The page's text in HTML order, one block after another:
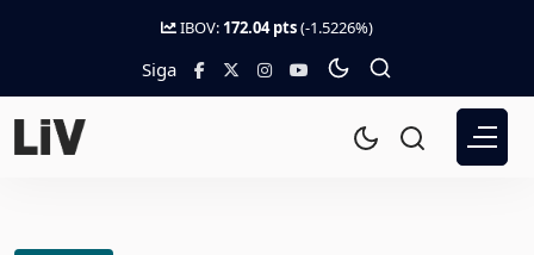
IBOV: 172.04 pts(-1.5226%)
Siga